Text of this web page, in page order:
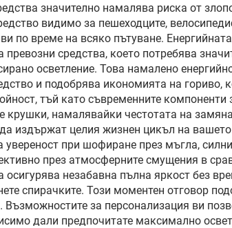
значително намалява риска от
видимо за пешеходците,
по време на всяко пътуване.
средства, което потребява
осветление. Това намалено
и подобрява икономията на гориво,
тъй като съвременните
намалявайки честотата на
издържат целия жизнен цикъл на
при шофиране през мъгла,
през атмосферните смущения в
незабавна пълна яркост без
спирачките. Този моментен отговор
за персонализация ви
дали предпочитате максимално